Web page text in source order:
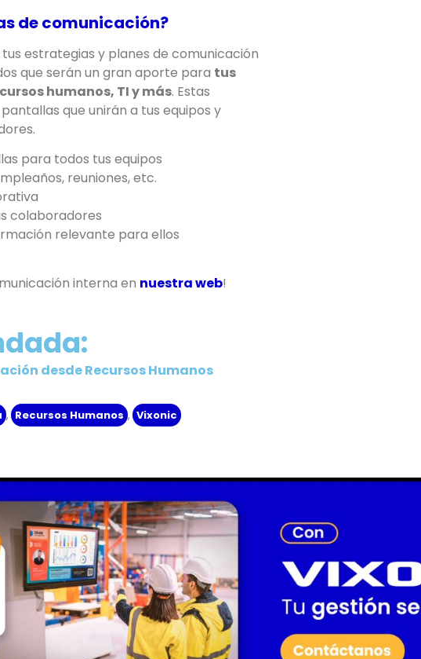
de comunicación?
estrategias y planes de comunicación
que serán un gran aporte para tus
humanos, TI y más. Estas
pantallas que unirán a tus equipos y
para todos tus equipos
reuniones, etc.
colaboradores
relevante para ellos
interna en nuestra web!
desde Recursos Humanos
, Recursos Humanos , Vixonic